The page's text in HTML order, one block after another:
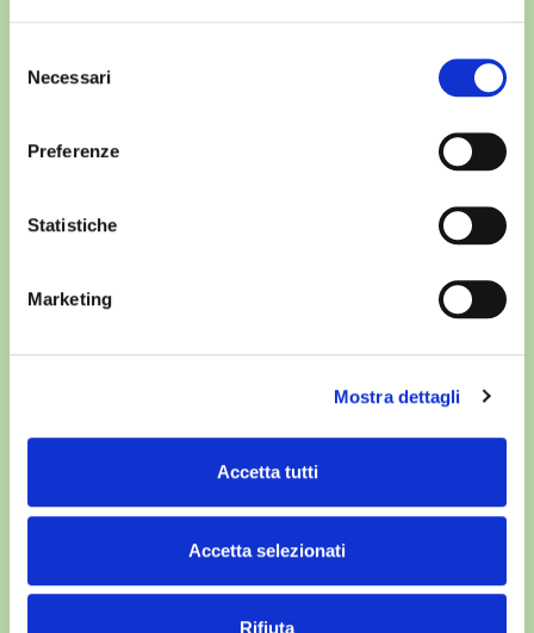
delNecessari
Preferenze
Statistiche
Marketing
Mostra dettagli
Accetta tutti
Accetta selezionati
Rifiuta
Lo staff
Soluzioni per i neolaureati
Ai sensi del Reg. (UE) 2016/679 (GDPR) dichiaro di aver
Informativa Privacy*